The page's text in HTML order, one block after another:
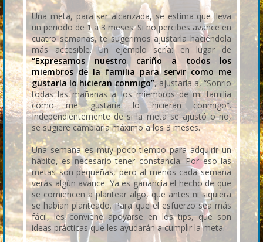
Una meta, para ser alcanzada, se estima que lleva
un periodo de 1 a 3 meses. Si no percibes avance en
cuatro semanas, te sugerimos ajustarla haciéndola
más accesible. Un ejemplo sería: en lugar de
“Expresamos nuestro cariño a todos los
miembros de la familia para servir como me
gustaría lo hicieran conmigo”, ajustarla a, “Sonrío
todas las mañanas a los miembros de mi familia
como me gustaría lo hicieran conmigo”.
Independientemente de si la meta se ajustó o no,
se sugiere cambiarla máximo a los 3 meses.
Una semana es muy poco tiempo para adquirir un
hábito, es necesario tener constancia. Por eso las
metas son pequeñas, pero al menos cada semana
verás algún avance. Ya es ganancia el hecho de que
se comiencen a plantear algo, que antes ni siquiera
se habían planteado. Para que el esfuerzo sea más
fácil, les conviene apoyarse en los tips, que son
ideas prácticas que les ayudarán a cumplir la meta.